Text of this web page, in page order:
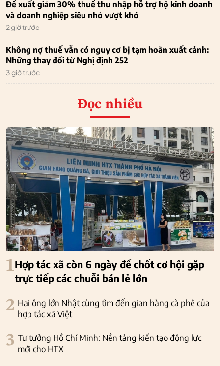
Đề xuất giảm 30% thuế thu nhập hỗ trợ hộ kinh doanh
và doanh nghiệp siêu nhỏ vượt khó
2 giờ trước
Không nợ thuế vẫn có nguy cơ bị tạm hoãn xuất cảnh:
Những thay đổi từ Nghị định 252
3 giờ trước
Đọc nhiều
1Hợp tác xã còn 6 ngày để chốt cơ hội gặp
trực tiếp các chuỗi bán lẻ lớn
2 Hai ông lớn Nhật cùng tìm đến gian hàng cà phê của
hợp tác xã Việt
3 Tư tưởng Hồ Chí Minh: Nền tảng kiến tạo động lực
mới cho HTX